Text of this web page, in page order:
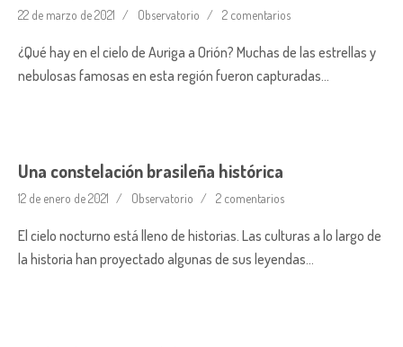
22 de marzo de 2021 Observatorio 2 comentarios
¿Qué hay en el cielo de Auriga a Orión? Muchas de las estrellas y
nebulosas famosas en esta región fueron capturadas…
Una constelación brasileña histórica
12 de enero de 2021 Observatorio 2 comentarios
El cielo nocturno está lleno de historias. Las culturas a lo largo de
la historia han proyectado algunas de sus leyendas…